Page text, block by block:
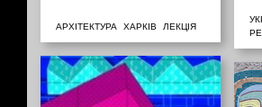
АРХІТЕКТУРА ХАРКІВ ЛЕКЦІЯ